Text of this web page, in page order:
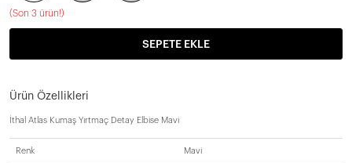
(Son 3 ürün!)
SEPETE EKLE
Ürün Özellikleri
İthal Atlas Kumaş Yırtmaç Detay Elbise Mavi
Renk Mavi